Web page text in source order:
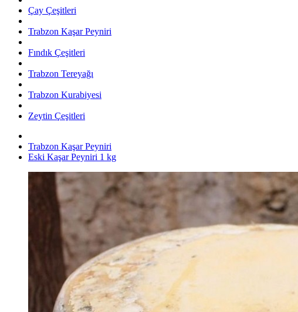
Çay Çeşitleri
Trabzon Kaşar Peyniri
Fındık Çeşitleri
Trabzon Tereyağı
Trabzon Kurabiyesi
Zeytin Çeşitleri
Trabzon Kaşar Peyniri
Eski Kaşar Peyniri 1 kg